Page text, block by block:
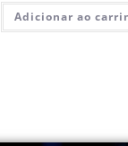
Adicionar ao